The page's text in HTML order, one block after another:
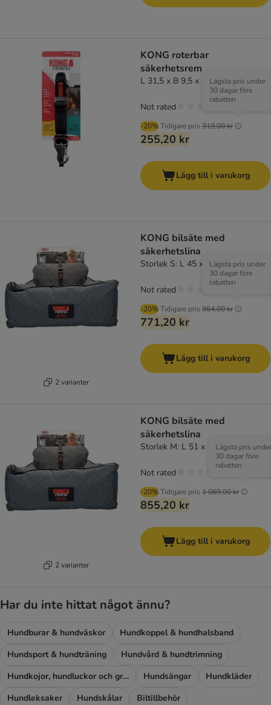
KONG roterbar
säkerhetsrem
L 31,5 x B 9,5 x H 3 cm
-20%Tidigare pris 319,00 kr
Lägsta pris under
30 dagar före
rabatten
255,20 kr
Not rated
Lägg till i varukorg
2 varianter
KONG bilsäte med
säkerhetslina
Storlek S: L 45 x B 52 x H 21 cm
-20%Tidigare pris 964,00 kr
Lägsta pris under
30 dagar före
rabatten
771,20 kr
Not rated
Lägg till i varukorg
2 varianter
KONG bilsäte med
säkerhetslina
Storlek M: L 51 x B 65 x H 21 cm
-20%Tidigare pris 1 069,00 kr
Lägsta pris under
30 dagar före
rabatten
855,20 kr
Not rated
Lägg till i varukorg
Har du inte hittat något ännu?
Hundburar & hundväskor
Hundkoppel & hundhalsband
Hundsport & hundträning
Hundvård & hundtrimning
Hundkojor, hundluckor och grindar
Hundsängar
Hundkläder
Hundleksaker
Hundskålar
Biltillbehör